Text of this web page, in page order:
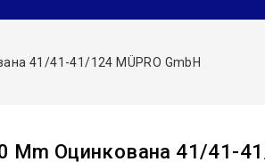
41/41-41/124 MÜPRO GmbH
Mm Оцинкована 41/41-